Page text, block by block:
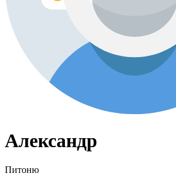
Александр
Питоню